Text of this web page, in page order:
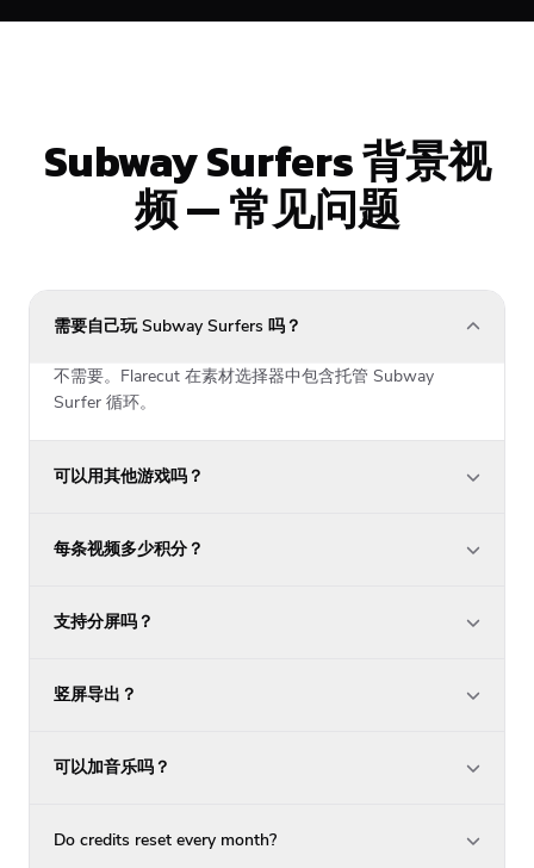
Subway Surfers 背景视
频 — 常见问题
需要自己玩 Subway Surfers 吗？
不需要。Flarecut 在素材选择器中包含托管 Subway
Surfer 循环。
可以用其他游戏吗？
每条视频多少积分？
支持分屏吗？
竖屏导出？
可以加音乐吗？
Do credits reset every month?